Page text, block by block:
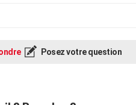
Posez votre question